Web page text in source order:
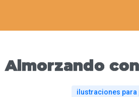
Almorzando
ilustraciones